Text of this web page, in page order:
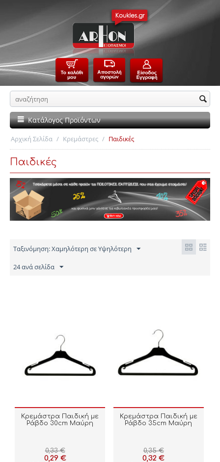
Κατάλογος Προϊόντων
Αρχική Σελίδα / Κρεμάστρες / Παιδικές
Παιδικές
Ταξινόμηση: Χαμηλότερη σε Υψηλότερη
24 ανά σελίδα
Κρεμάστρα Παιδική με
Ράβδο 30cm Μαύρη
0,33 €
0,29 €
Κρεμάστρα Παιδική με
Ράβδο 35cm Μαύρη
0,35 €
0,32 €